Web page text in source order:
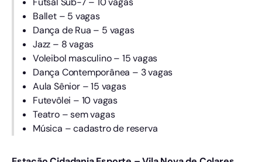
Ballet – 5 vagas
Dança de Rua – 5 vagas
Jazz – 8 vagas
Voleibol masculino – 15 vagas
Dança Contemporânea – 3 vagas
Aula Sênior – 15 vagas
Futevôlei – 10 vagas
Teatro – sem vagas
Música – cadastro de reserva